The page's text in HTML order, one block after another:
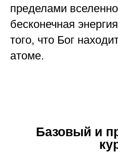
пределами
бесконечная
того, что Бог
атоме.
Базовый и